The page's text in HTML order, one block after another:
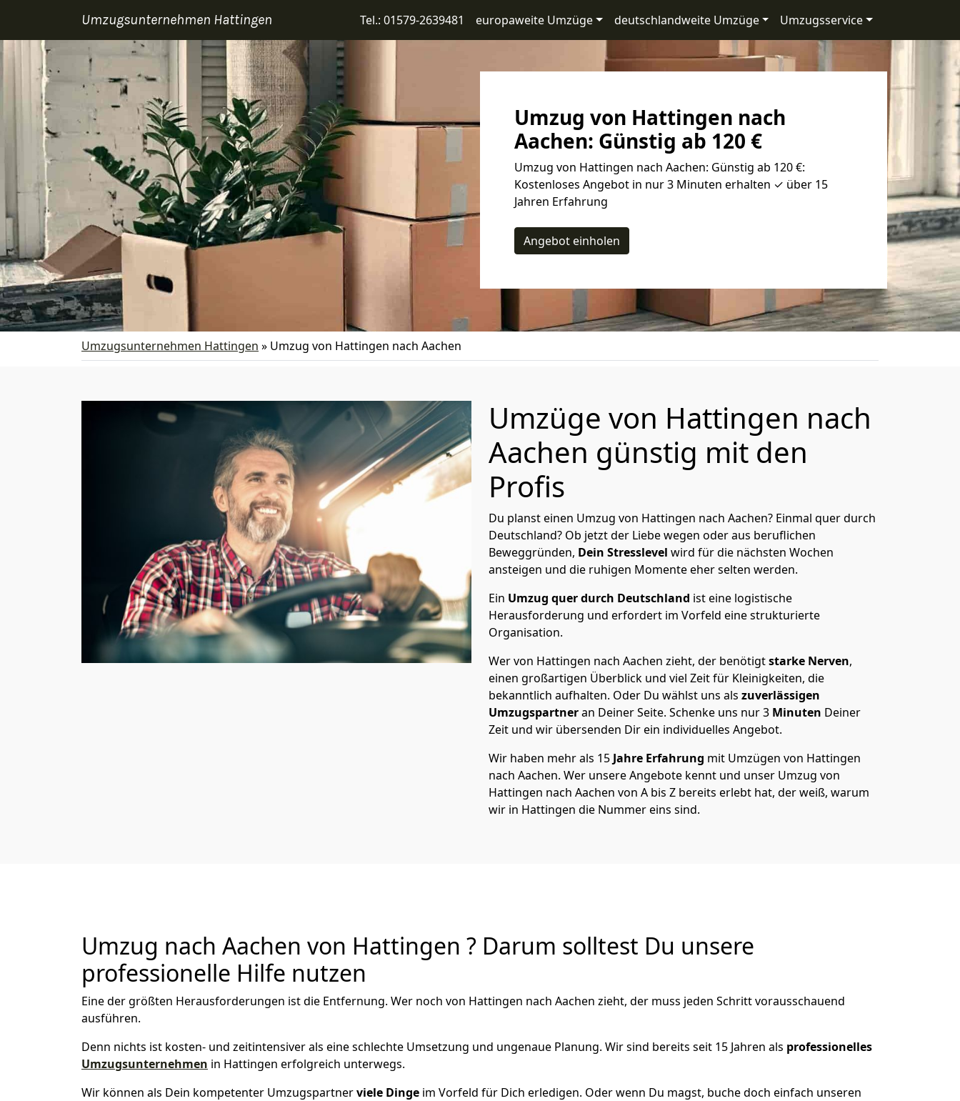
Umzugsunternehmen Hattingen Tel.: 01579-2639481 europaweite Umzüge deutschlandweite Umzüge Umzugsservice
Umzug von Hattingen nach
Aachen: Günstig ab 120 €
Umzug von Hattingen nach Aachen: Günstig ab 120 €:
Kostenloses Angebot in nur 3 Minuten erhalten ✓ über 15
Jahren Erfahrung
Angebot einholen
Umzugsunternehmen Hattingen » Umzug von Hattingen nach Aachen
Umzüge von Hattingen nach
Aachen günstig mit den
Profis
Du planst einen Umzug von Hattingen nach Aachen? Einmal quer durch
Deutschland? Ob jetzt der Liebe wegen oder aus beruflichen
Beweggründen, Dein Stresslevel wird für die nächsten Wochen
ansteigen und die ruhigen Momente eher selten werden.
Ein Umzug quer durch Deutschland ist eine logistische
Herausforderung und erfordert im Vorfeld eine strukturierte
Organisation.
Wer von Hattingen nach Aachen zieht, der benötigtstarke Nerven,
einen großartigen Überblick und viel Zeit für Kleinigkeiten, die
bekanntlich aufhalten. Oder Du wählst uns als zuverlässigen
Umzugspartneran Deiner Seite. Schenke uns nur3 Minuten Deiner
Zeit und wir übersenden Dir ein individuelles Angebot.
Wir haben mehr als 15 Jahre Erfahrung mit Umzügen von Hattingen
nach Aachen. Wer unsere Angebote kennt und unser Umzug von
Hattingen nach Aachen von A bis Z bereits erlebt hat, der weiß, warum
wir in Hattingen die Nummer eins sind.
Umzug nach Aachen von Hattingen ? Darum solltest Du unsere
professionelle Hilfe nutzen
Eine der größten Herausforderungen ist die Entfernung. Wer noch von Hattingen nach Aachen zieht, der muss jeden Schritt vorausschauend
ausführen.
Denn nichts ist kosten- und zeitintensiver als eine schlechte Umsetzung und ungenaue Planung. Wir sind bereits seit 15 Jahren als professionelles
Umzugsunternehmen in Hattingen erfolgreich unterwegs.
Wir können als Dein kompetenter Umzugspartnerviele Dinge im Vorfeld für Dich erledigen. Oder wenn Du magst, buche doch einfach unseren